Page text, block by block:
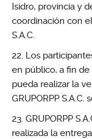
Isidro, provincia y
coordinación con
S.A.C.
Los
en público, a fin de
pueda realizar la
GRUPORPP
GRUPORPP
realizada la